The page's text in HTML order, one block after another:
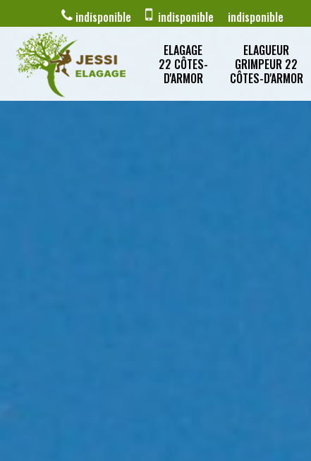
indisponible indisponible indisponible
ELAGAGE
22 CÔTES-
D'ARMOR
ELAGUEUR
GRIMPEUR 22
CÔTES-D'ARMOR